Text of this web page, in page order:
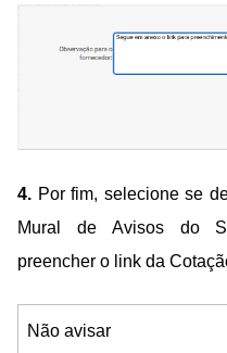
4. Por fim, selecione se
Mural de Avisos do
preencher o link da
Não avisar